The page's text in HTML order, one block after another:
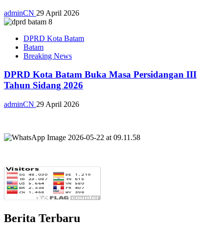
adminCN 29 April 2026
DPRD Kota Batam
Batam
Breaking News
DPRD Kota Batam Buka Masa Persidangan III
Tahun Sidang 2026
adminCN 29 April 2026
Berita Terbaru